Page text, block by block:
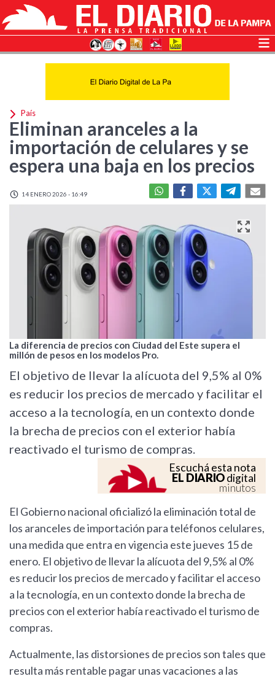
País
Eliminan aranceles a la
importación de celulares y se
espera una baja en los precios
14 ENERO 2026 - 16:49
La diferencia de precios con Ciudad del Este supera el
millón de pesos en los modelos Pro.
El objetivo de llevar la alícuota del 9,5% al 0%
es reducir los precios de mercado y facilitar el
acceso a la tecnología, en un contexto donde
la brecha de precios con el exterior había
reactivado el turismo de compras.
Escuchá esta nota
EL DIARIOdigital
minutos
El Gobierno nacional oficializó la eliminación total de
los aranceles de importación para teléfonos celulares,
una medida que entra en vigencia este jueves 15 de
enero. El objetivo de llevar la alícuota del 9,5% al 0%
es reducir los precios de mercado y facilitar el acceso
a la tecnología, en un contexto donde la brecha de
precios con el exterior había reactivado el turismo de
compras.
Actualmente, las distorsiones de precios son tales que
resulta más rentable pagar unas vacaciones a las